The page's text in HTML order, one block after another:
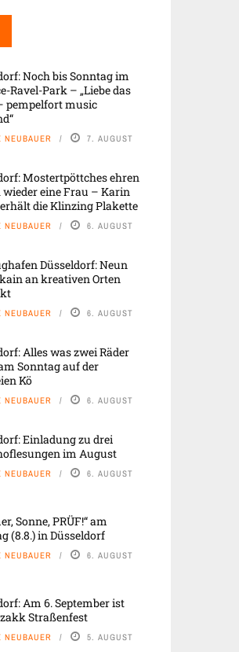
Noch bis Sonntag im
Ravel-Park – „Liebe das
pempelfort music
NEUBAUER 7. AUGUST
Mostertpöttches ehren
wieder eine Frau – Karin
die Klinzing Plakette
NEUBAUER 6. AUGUST
Düsseldorf: Neun
an kreativen Orten
NEUBAUER 6. AUGUST
Alles was zwei Räder
Sonntag auf der
Kö
NEUBAUER 6. AUGUST
Einladung zu drei
im August
NEUBAUER 6. AUGUST
Sonne, PRÜF!“ am
(8.8.) in Düsseldorf
NEUBAUER 6. AUGUST
Am 6. September ist
Straßenfest
NEUBAUER 5. AUGUST